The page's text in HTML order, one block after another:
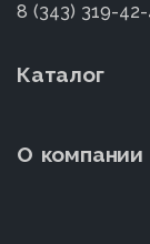
8 (343) 319-
Каталог
О компании